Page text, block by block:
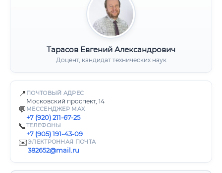
Тарасов Евгений Александрович
Доцент, кандидат технических наук
📍 ПОЧТОВЫЙ АДРЕС
Московский проспект, 14
💬 МЕССЕНДЖЕР MAX
+7 (920) 211-67-25
📞ТЕЛЕФОНЫ
+7 (905) 191-43-09
✉️ЭЛЕКТРОННАЯ ПОЧТА
382652@mail.ru